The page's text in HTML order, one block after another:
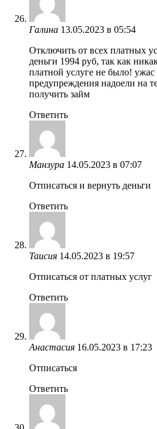
Галина 13.05.2023 в 05:54
Отключить от всех платных
деньги 1994 руб, так как
платной услуге не было! ужас
предупреждения надоели на
получить займ
Ответить
Манзура 14.05.2023 в 07:07
Отписаться и вернуть деньги
Ответить
Таисия 14.05.2023 в 19:57
Отписаться от платных услуг
Ответить
Анастасия 16.05.2023 в 17:23
Отписаться
Ответить